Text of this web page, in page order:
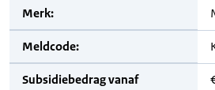
Merk:
Meldcode:
Subsidiebedrag vanaf